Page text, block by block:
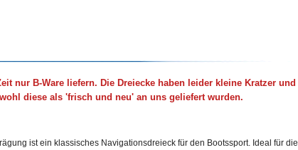
nur B-Ware liefern. Die Dreiecke haben leider kleine Kratzer und
diese als 'frisch und neu' an uns geliefert wurden.
ist ein klassisches Navigationsdreieck für den Bootssport. Ideal für die